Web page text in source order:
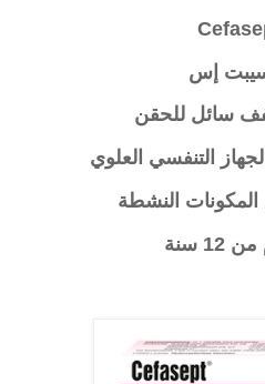
إس
سائل للحقن
التنفسي العلوي
النشطة
سنة